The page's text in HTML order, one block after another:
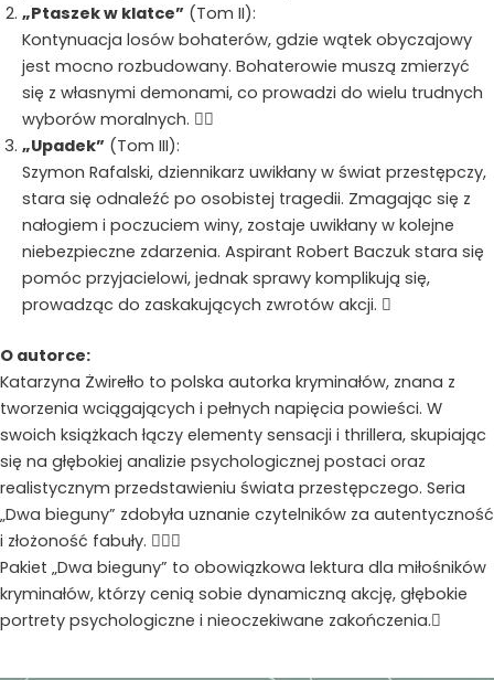
„Ptaszek w klatce” (Tom II):
Kontynuacja losów bohaterów, gdzie wątek obyczajowy
jest mocno rozbudowany. Bohaterowie muszą zmierzyć
się z własnymi demonami, co prowadzi do wielu trudnych
wyborów moralnych. 
„Upadek” (Tom III):
Szymon Rafalski, dziennikarz uwikłany w świat przestępczy,
stara się odnaleźć po osobistej tragedii. Zmagając się z
nałogiem i poczuciem winy, zostaje uwikłany w kolejne
niebezpieczne zdarzenia. Aspirant Robert Baczuk stara się
pomóc przyjacielowi, jednak sprawy komplikują się,
prowadząc do zaskakujących zwrotów akcji. 
O autorce:
Katarzyna Żwirełło to polska autorka kryminałów, znana z
tworzenia wciągających i pełnych napięcia powieści. W
swoich książkach łączy elementy sensacji i thrillera, skupiając
się na głębokiej analizie psychologicznej postaci oraz
realistycznym przedstawieniu świata przestępczego. Seria
„Dwa bieguny” zdobyła uznanie czytelników za autentyczność
i złożoność fabuły. 
Pakiet „Dwa bieguny” to obowiązkowa lektura dla miłośników
kryminałów, którzy cenią sobie dynamiczną akcję, głębokie
portrety psychologiczne i nieoczekiwane zakończenia.